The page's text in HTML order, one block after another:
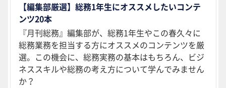
【編集部厳選】総務1年生にオススメしたいコンテ
ンツ20本
『月刊総務』編集部が、総務1年生やこの春久々に
総務業務を担当する方にオススメのコンテンツを厳
選。この機会に、総務実務の基本はもちろん、ビジ
ネススキルや総務の考え方について学んでみません
か？